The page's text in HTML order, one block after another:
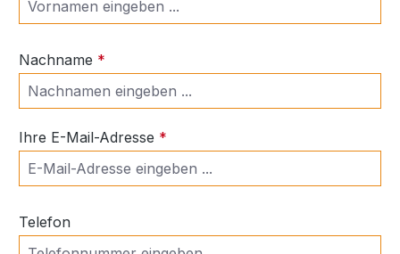
Nachname *
Ihre E-Mail-Adresse *
Telefon